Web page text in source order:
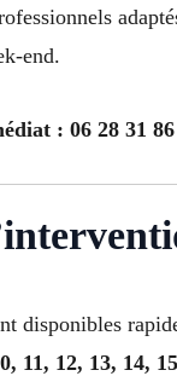
end.
: 06 28 31
disponibles
11, 12, 13, 14,